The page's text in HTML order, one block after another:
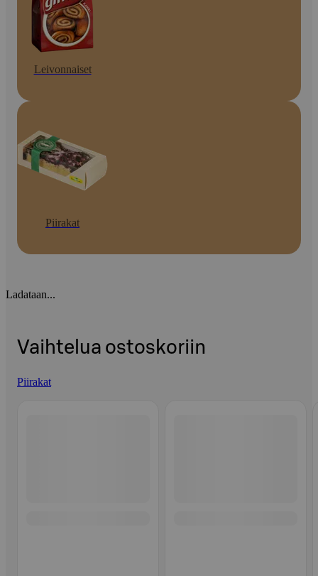
Leivonnaiset
Piirakat
Ladataan...
Vaihtelua ostoskoriin
Piirakat